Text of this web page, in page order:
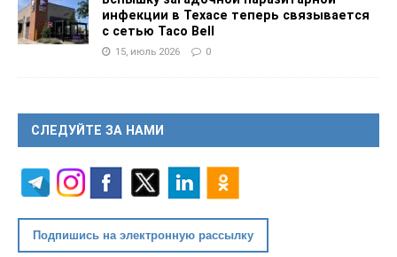
инфекции в Техасе теперь связывается
с сетью Taco Bell
15, июль 2026 0
СЛЕДУЙТЕ ЗА НАМИ
Подпишись на электронную рассылку